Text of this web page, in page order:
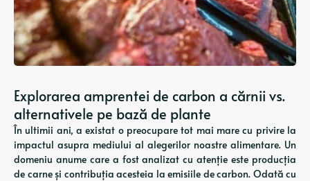
Explorarea amprentei de carbon a cărnii vs.
alternativele pe bază de plante
În ultimii ani, a existat o preocupare tot mai mare cu privire la
impactul asupra mediului al alegerilor noastre alimentare. Un
domeniu anume care a fost analizat cu atenție este producția
de carne și contribuția acesteia la emisiile de carbon. Odată cu